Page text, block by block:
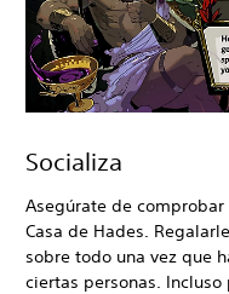
Socializa
Asegúrate de
Casa de Hades.
sobre todo una vez que
ciertas personas.